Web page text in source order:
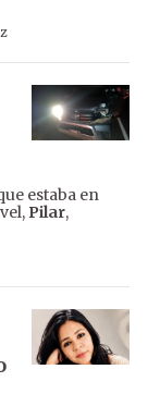
estaba en
Pilar,